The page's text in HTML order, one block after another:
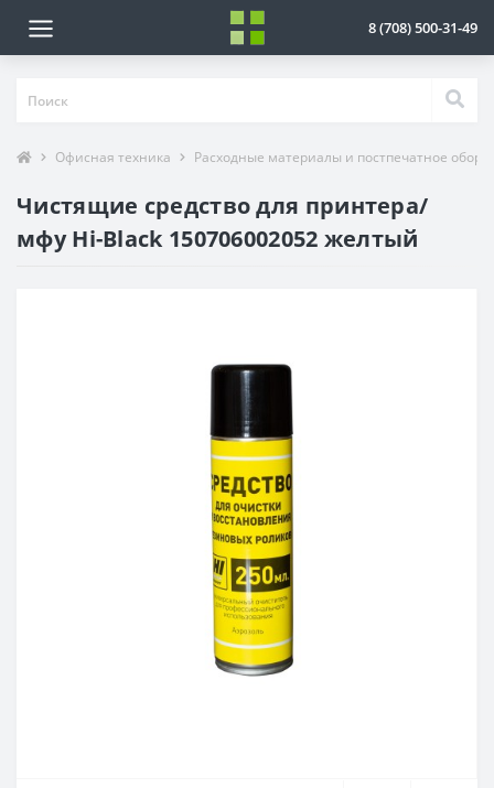
8 (708) 500-31-49
Офисная техника Расходные материалы и постпечатное
Чистящие средство для принтера/
мфу Hi-Black 150706002052 желтый